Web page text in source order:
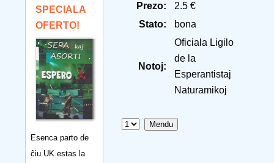
SPECIALA
OFERTO!
Esenca parto de
ĉiu UK estas la
Prezo:
2.5 €
Stato:
bona
Notoj:
Oficiala Ligilo
de la
Esperantistaj
Naturamikoj